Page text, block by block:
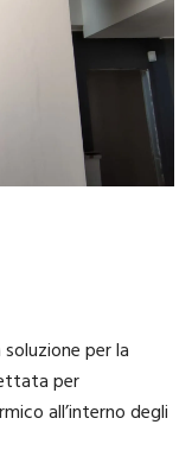
per la
per
all’interno degli